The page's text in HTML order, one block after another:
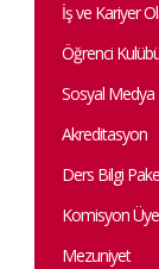
İş ve Kariyer
Öğrenci
Sosyal Medya
Akreditasyon
Ders Bilgi
Komisyon
Mezuniyet